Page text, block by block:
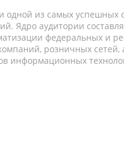
одной из самых успешных
Ядро аудитории
федеральных и
розничных сетей,
информационных